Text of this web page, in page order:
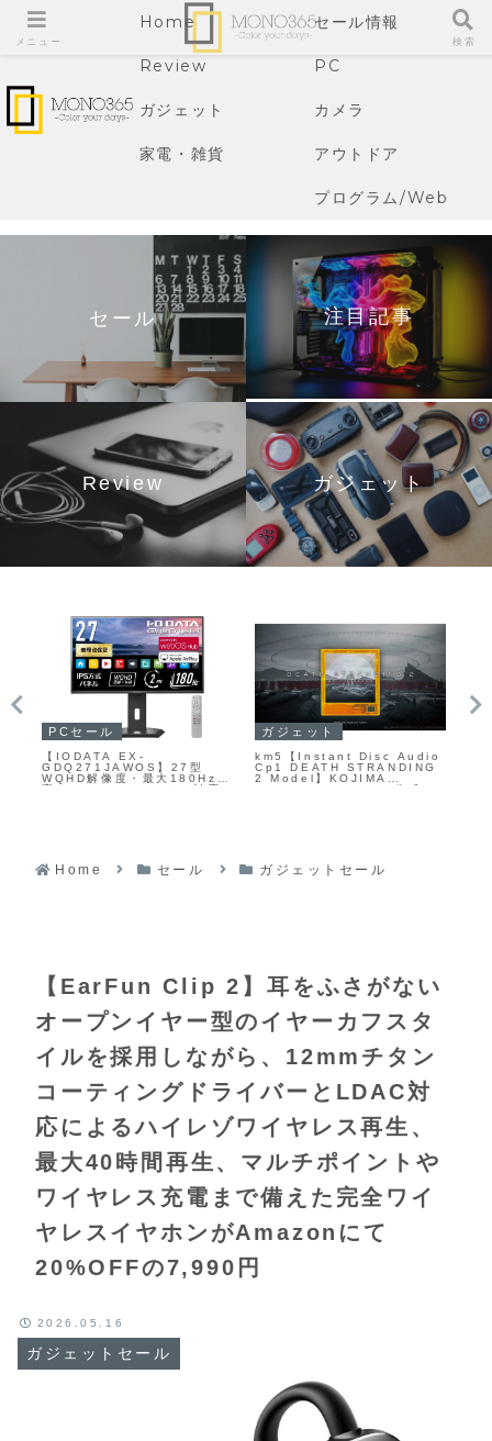
Home セール情報
Review PC
ガジェット カメラ
家電・雑貨 アウトドア
プログラム/Web
セール 注目記事
Review ガジェット
ガジェットセール
【HyperX Cloud Earbuds
III】特許取得済みの
Intra‑Conchaイヤーチップ
と軽量な筐体により長時間で
の有線ゲーミングイヤホンが
Amazonにて10%OFFの
ガジェットセール
【Anker Power Bank
(25000mAh, Built-In &
巻取り式USB-Cケーブル)】
25000mAhの超大容量バッテ
Home セール ガジェットセール
【EarFun Clip 2】耳をふさがない
オープンイヤー型のイヤーカフスタ
イルを採用しながら、12mmチタン
コーティングドライバーとLDAC対
応によるハイレゾワイヤレス再生、
最大40時間再生、マルチポイントや
ワイヤレス充電まで備えた完全ワイ
ヤレスイヤホンがAmazonにて
20%OFFの7,990円
ガジェットセール
2026.05.16
メニュー 検索